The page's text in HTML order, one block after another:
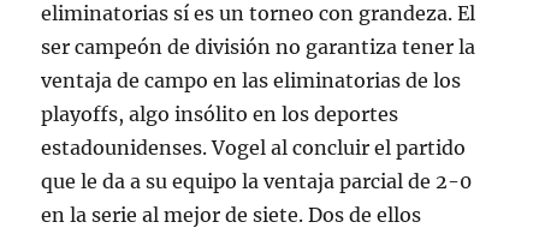
eliminatorias sí es un torneo con grandeza. El
ser campeón de división no garantiza tener la
ventaja de campo en las eliminatorias de los
playoffs, algo insólito en los deportes
estadounidenses. Vogel al concluir el partido
que le da a su equipo la ventaja parcial de 2-0
en la serie al mejor de siete. Dos de ellos